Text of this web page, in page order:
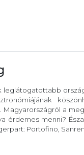
leglátogatottabb
Magyarországról a
érdemes menni?
Portofino,